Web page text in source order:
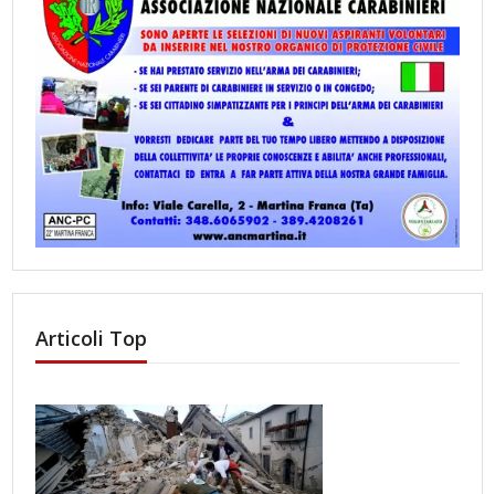
Articoli Top